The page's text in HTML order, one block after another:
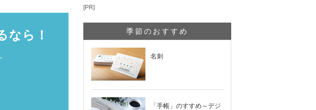
なら！
[PR]
季節のおすすめ
名刺
「手帳」のすすめ～デジ